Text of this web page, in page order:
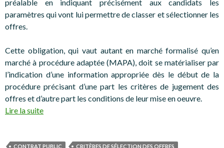
préalable en indiquant précisément aux candidats les
paramètres qui vont lui permettre de classer et sélectionner les
offres.
Cette obligation, qui vaut autant en marché formalisé qu’en
marché à procédure adaptée (MAPA), doit se matérialiser par
l’indication d’une information appropriée dès le début de la
procédure précisant d’une part les critères de jugement des
offres et d’autre part les conditions de leur mise en oeuvre.
Lire la suite
CONTRAT PUBLIC
CRITÈRES DE SÉLECTION DES OFFRES